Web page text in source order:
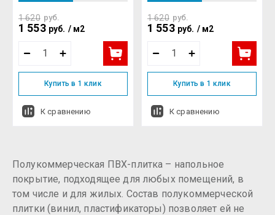
1 620 руб.
1 553 руб. / м2
Купить в 1 клик
К сравнению
1 620 руб.
1 553 руб. / м2
Купить в 1 клик
К сравнению
Полукоммерческая ПВХ-плитка – напольное
покрытие, подходящее для любых помещений, в
том числе и для жилых. Состав полукоммерческой
плитки (винил, пластификаторы) позволяет ей не